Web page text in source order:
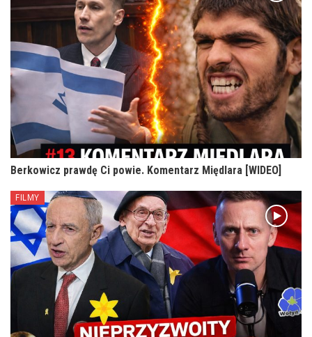
Berkowicz prawdę Ci powie. Komentarz Międlara [WIDEO]
FILMY